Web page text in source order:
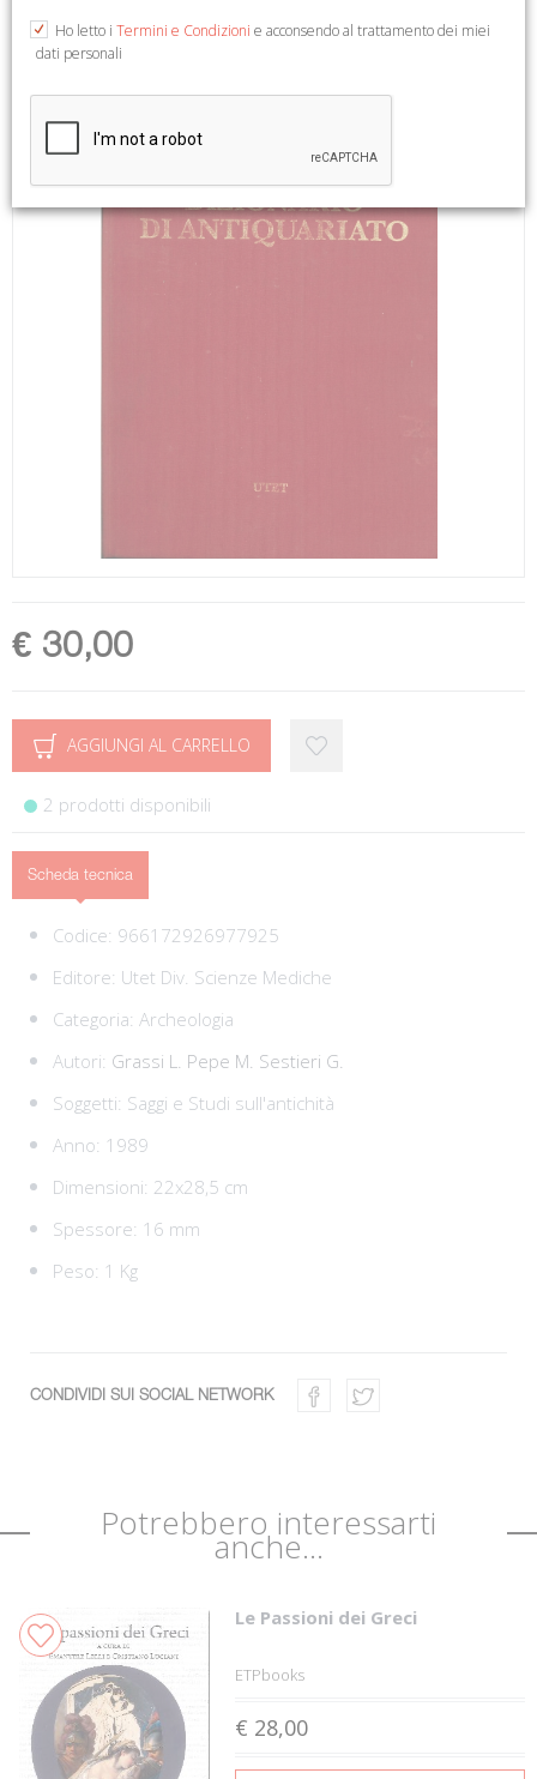
(Dizionario Storico-Critico di Arte e Antiquariato dall'Antichità
all'Inizio del Novecento).
€ 30,00
AGGIUNGI AL CARRELLO
2 prodotti disponibili
Scheda tecnica
Codice: 966172926977925
Editore: Utet Div. Scienze Mediche
Categoria: Archeologia
Autori: Grassi L. Pepe M. Sestieri G.
Soggetti: Saggi e Studi sull'antichità
Anno: 1989
Dimensioni: 22x28,5 cm
Spessore: 16 mm
Peso: 1 Kg
CONDIVIDI SUI SOCIAL NETWORK
Potrebbero interessarti
anche...
Le Passioni dei Greci
ETPbooks
€ 28,00
Ho letto i Termini e Condizioni e acconsendo al trattamento dei miei
dati personali